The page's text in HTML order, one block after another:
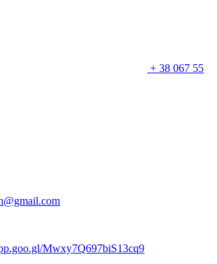
+ 38 067 55
Mwxy7Q697biS13cq9